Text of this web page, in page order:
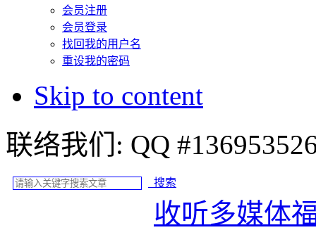
会员注册
会员登录
找回我的用户名
重设我的密码
Skip to content
联络我们:
搜索
收听多媒体